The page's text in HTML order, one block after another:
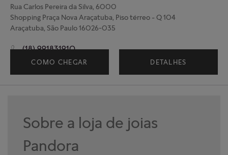
Rua Carlos Pereira da Silva, 6000
Shopping Praça Nova Araçatuba, Piso térreo - Q 104
Araçatuba, São Paulo 16026-035
(18) 991831910
COMO CHEGAR DETALHES
Sobre a loja de joias
Pandora